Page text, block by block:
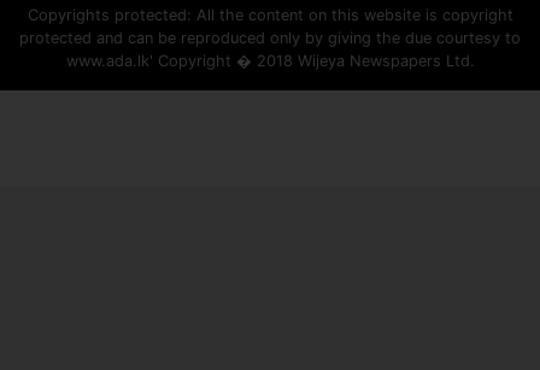
Copyrights protected: All the content on this website is copyright
protected and can be reproduced only by giving the due courtesy to
www.ada.lk' Copyright � 2018 Wijeya Newspapers Ltd.